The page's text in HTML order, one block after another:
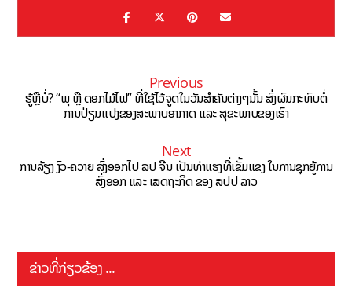
Previous
ຮູ້ຫຼືບໍ່? “ພຸ ຫຼື ດອກໄມ້ໄຟ” ທີ່ໃຊ້ໄວ້ຈູດໃນວັນສໍາຄັນຕ່າງໆນັ້ນ ສົ່ງຜົນກະທົບຕໍ່
ການປ່ຽນເເປງຂອງສະພາບອາກາດ ເເລະ ສຸຂະພາບຂອງເຮົາ
Next
ການລ້ຽງ ງົວ-ຄວາຍ ສົ່ງອອກໄປ ສປ ຈີນ ເປັນທ່າແຮງທີ່ເຂັ້ມແຂງ ໃນການຊຸກຍູ້ການ
ສົ່ງອອກ ແລະ ເສດຖະກິດ ຂອງ ສປປ ລາວ
ຂ່າວທີ່ກ່ຽວຂ້ອງ ...